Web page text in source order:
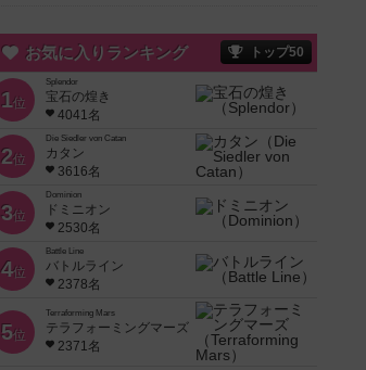
お気に入りランキング トップ50
1位
Splendor
宝石の煌き
4041名
2位
Die Siedler von Catan
カタン
3616名
3位
Dominion
ドミニオン
2530名
4位
Battle Line
バトルライン
2378名
5位
Terraforming Mars
テラフォーミングマーズ
2371名